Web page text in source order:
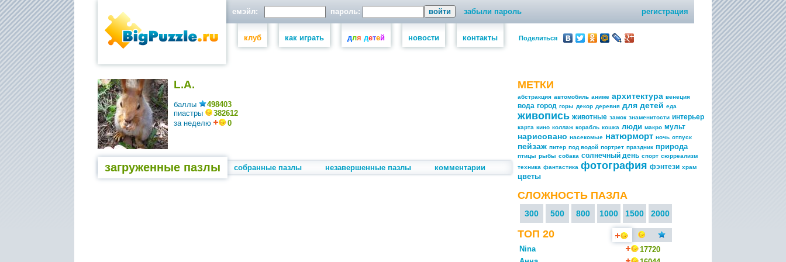
емэйл: пароль: забыли пароль регистрация
клуб как играть для детей новости контакты Поделиться
L.A.
баллы
498403
пиастры
382612
за неделю
0
загруженные пазлы собранные пазлы незавершенные пазлы комментарии
МЕТКИ
абстракция автомобиль аниме архитектура венеция
вода город горы декор деревня для детей еда
живопись животные замок знаменитости интерьер
карта кино коллаж корабль кошка люди макро мульт
нарисовано насекомые натюрморт ночь отпуск
пейзаж питер под водой портрет праздник природа
птицы рыбы собака солнечный день спорт сюрреализм
техника фантастика фотография фэнтези храм
цветы
СЛОЖНОСТЬ ПАЗЛА
300 500 800 1000 1500 2000
ТОП 20
Nina
17720